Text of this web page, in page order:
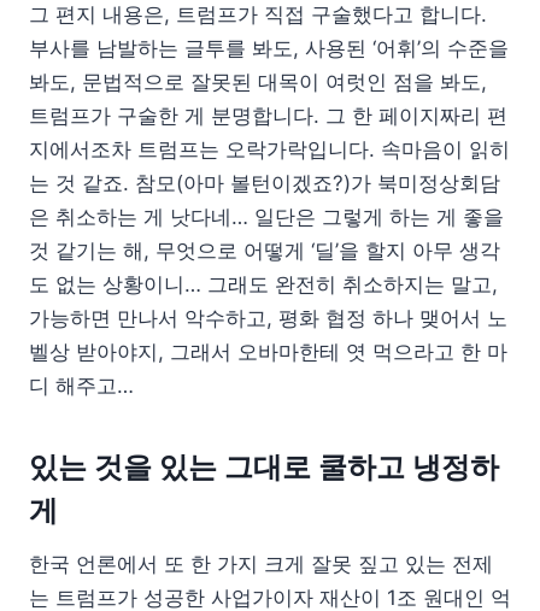
그 편지 내용은, 트럼프가 직접 구술했다고 합니다.
부사를 남발하는 글투를 봐도, 사용된 ‘어휘’의 수준을
봐도, 문법적으로 잘못된 대목이 여럿인 점을 봐도,
트럼프가 구술한 게 분명합니다. 그 한 페이지짜리 편
지에서조차 트럼프는 오락가락입니다. 속마음이 읽히
는 것 같죠. 참모(아마 볼턴이겠죠?)가 북미정상회담
은 취소하는 게 낫다네… 일단은 그렇게 하는 게 좋을
것 같기는 해, 무엇으로 어떻게 ‘딜’을 할지 아무 생각
도 없는 상황이니… 그래도 완전히 취소하지는 말고,
가능하면 만나서 악수하고, 평화 협정 하나 맺어서 노
벨상 받아야지, 그래서 오바마한테 엿 먹으라고 한 마
디 해주고…
있는 것을 있는 그대로 쿨하고 냉정하
게
한국 언론에서 또 한 가지 크게 잘못 짚고 있는 전제
는 트럼프가 성공한 사업가이자 재산이 1조 원대인 억